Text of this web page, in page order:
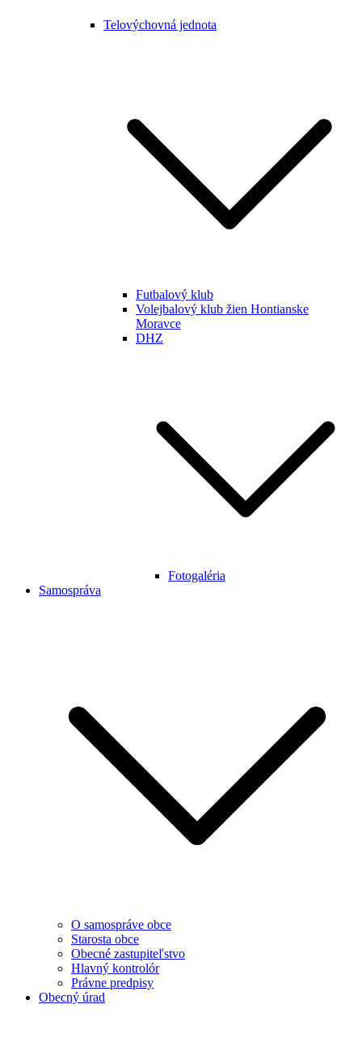
Telovýchovná jednota
Futbalový klub
Volejbalový klub žien Hontianske
Moravce
DHZ
Fotogaléria
Samospráva
O samospráve obce
Starosta obce
Obecné zastupiteľstvo
Hlavný kontrolór
Právne predpisy
Obecný úrad